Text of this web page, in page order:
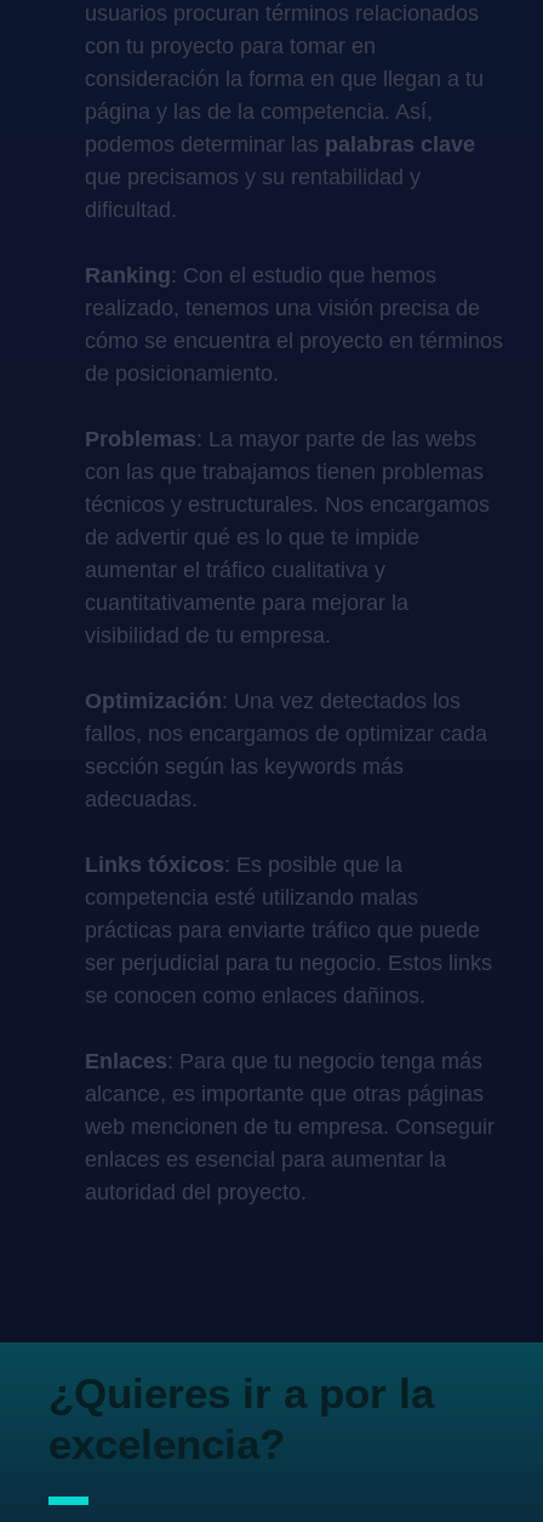
usuarios procuran términos relacionados
con tu proyecto para tomar en
consideración la forma en que llegan a tu
página y las de la competencia. Así,
podemos determinar las palabras clave
que precisamos y su rentabilidad y
dificultad.
Ranking: Con el estudio que hemos
realizado, tenemos una visión precisa de
cómo se encuentra el proyecto en términos
de posicionamiento.
Problemas: La mayor parte de las webs
con las que trabajamos tienen problemas
técnicos y estructurales. Nos encargamos
de advertir qué es lo que te impide
aumentar el tráfico cualitativa y
cuantitativamente para mejorar la
visibilidad de tu empresa.
Optimización: Una vez detectados los
fallos, nos encargamos de optimizar cada
sección según las keywords más
adecuadas.
Links tóxicos: Es posible que la
competencia esté utilizando malas
prácticas para enviarte tráfico que puede
ser perjudicial para tu negocio. Estos links
se conocen como enlaces dañinos.
Enlaces: Para que tu negocio tenga más
alcance, es importante que otras páginas
web mencionen de tu empresa. Conseguir
enlaces es esencial para aumentar la
autoridad del proyecto.
¿Quieres ir a por la
excelencia?